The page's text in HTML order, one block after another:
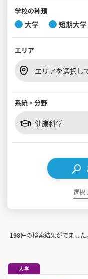
入試・
見学会WEB
学校の種類
大学 短期大学
エリア
エリアを選択し
系統・分野
健康科学
選択
198件の検索結果がでました。
大学